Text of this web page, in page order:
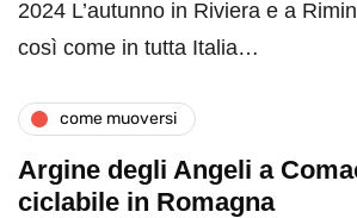
2024 L’autunno in Riviera e a
così come in tutta Italia…
come muoversi
Argine degli Angeli a
ciclabile in Romagna